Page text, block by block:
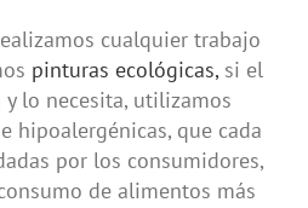
cualquier trabajo
pinturas ecológicas, si el
lo necesita, utilizamos
hipoalergénicas, que cada
por los consumidores,
de alimentos más